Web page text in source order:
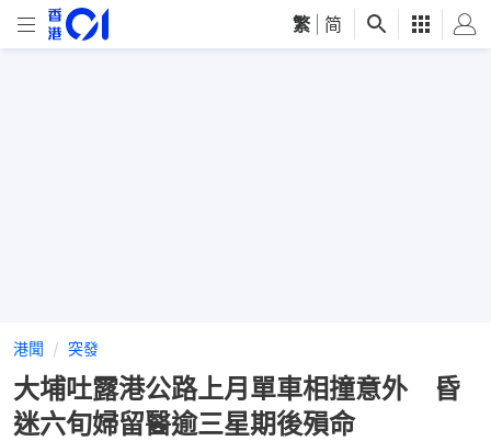
繁 简
港聞 突發
大埔吐露港公路上月單車相撞意外 昏
迷六旬婦留醫逾三星期後殞命